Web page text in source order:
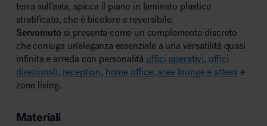
terra sull’asta, spicca il piano in laminato plastico
stratificato, che è bicolore e reversibile.
Servomuto si presenta come un complemento discreto
che coniuga un’eleganza essenziale a una versatilità quasi
infinita e arreda con personalità uffici operativi, uffici
direzionali, reception, home office, aree lounge e attesa e
zone living.
Materiali